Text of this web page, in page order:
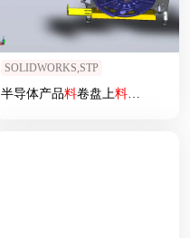
SOLIDWORKS,STP
半导体产品料卷盘上料+冲